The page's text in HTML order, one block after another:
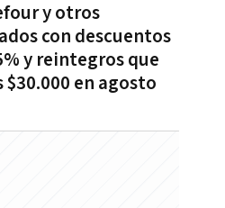
y otros
con descuentos
y reintegros que
$30.000 en agosto